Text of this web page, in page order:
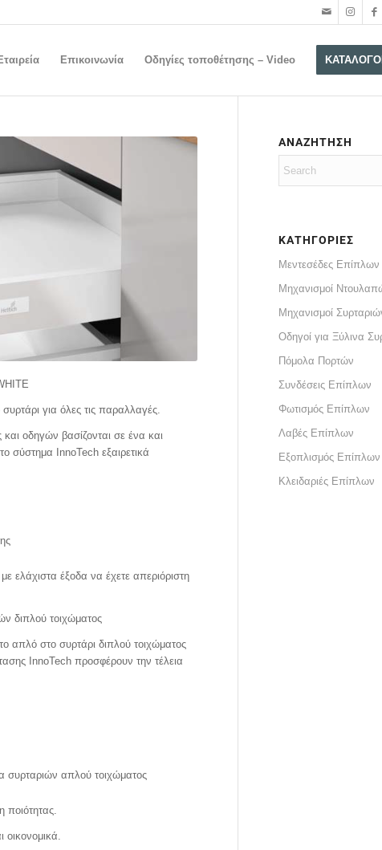
Επικοινωνία Οδηγίες τοποθέτησης – Video ΚΑΤΑΛΟΓΟΙ
για όλες τις παραλλαγές.
οδηγών βασίζονται σε ένα και
σύστημα InnoTech εξαιρετικά
ελάχιστα έξοδα να έχετε απεριόριστη
διπλού τοιχώματος
απλό στο συρτάρι διπλού τοιχώματος
InnoTech προσφέρουν την τέλεια
συρταριών απλού τοιχώματος
ΑΝΑΖΗΤΗΣΗ
ΚΑΤΗΓΟΡΙΕΣ
Μεντεσέδες Επίπλων
Μηχανισμοί
Μηχανισμοί
Οδηγοί για Ξύλινα
Πόμολα Πορτών
Συνδέσεις Επίπλων
Φωτισμός Επίπλων
Λαβές Επίπλων
Εξοπλισμός Επίπλων
Κλειδαριές Επίπλων